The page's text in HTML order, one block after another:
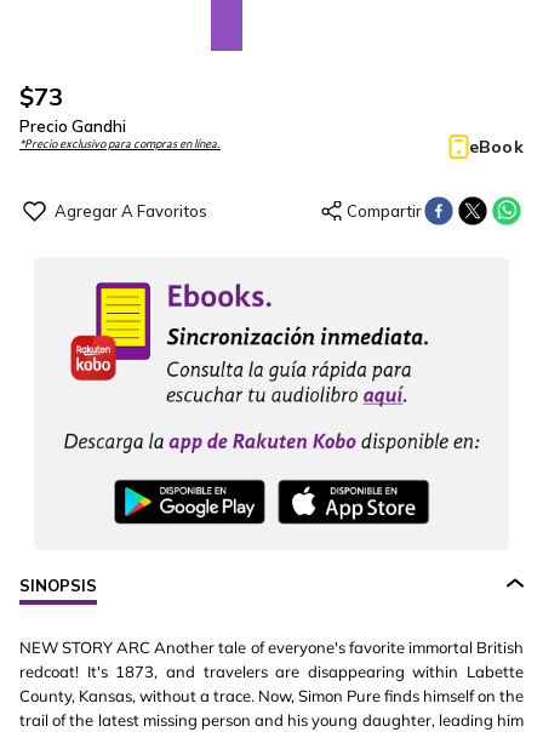
$73
Precio Gandhi
*Precio exclusivo para compras en línea. eBook
SINOPSIS
NEW STORY ARC Another tale of everyone's favorite immortal British
redcoat! It's 1873, and travelers are disappearing within Labette
County, Kansas, without a trace. Now, Simon Pure finds himself on the
trail of the latest missing person and his young daughter, leading him